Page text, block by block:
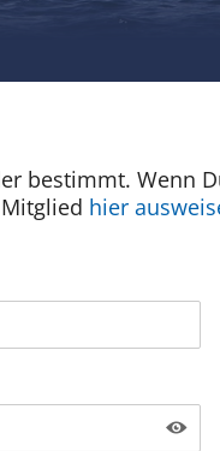
bestimmt. Wenn
hier